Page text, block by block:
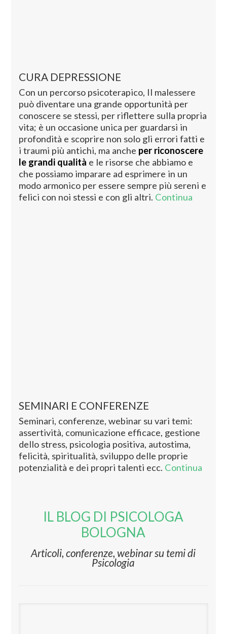
CURA DEPRESSIONE
Con un percorso psicoterapico, Il malessere
può diventare una grande opportunità per
conoscere se stessi, per riflettere sulla propria
vita; è un occasione unica per guardarsi in
profondità e scoprire non solo gli errori fatti e
i traumi più antichi, ma anche per riconoscere
le grandi qualità e le risorse che abbiamo e
che possiamo imparare ad esprimere in un
modo armonico per essere sempre più sereni e
felici con noi stessi e con gli altri. Continua
SEMINARI E CONFERENZE
Seminari, conferenze, webinar su vari temi:
assertività, comunicazione efficace, gestione
dello stress, psicologia positiva, autostima,
felicità, spiritualità, sviluppo delle proprie
potenzialità e dei propri talenti ecc. Continua
IL BLOG DI PSICOLOGA
BOLOGNA
Articoli, conferenze, webinar su temi di
Psicologia